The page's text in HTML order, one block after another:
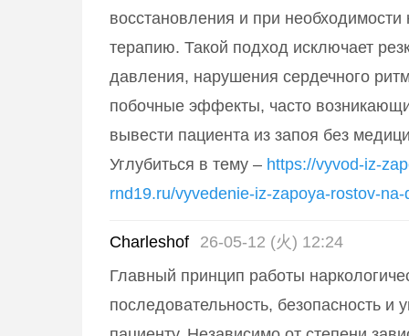
восстановления и при необходимости
терапию. Такой подход исключает
давления, нарушения сердечного
побочные эффекты, часто
вывести пациента из запоя без
Углубиться в тему – https://vyvod-iz-
rnd19.ru/vyvedenie-iz-zapoya-rostov-na-
Charleshof
26-05-12 (火) 12:24
Главный принцип работы
последовательность, безопасность и